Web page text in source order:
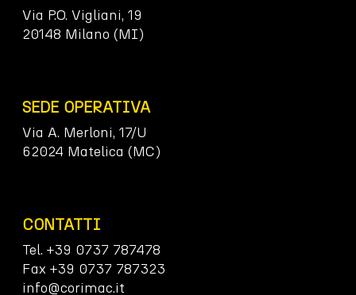
Via P.O. Vigliani, 19
20148 Milano (MI)
SEDE OPERATIVA
Via A. Merloni, 17/U
62024 Matelica (MC)
CONTATTI
Tel. +39 0737 787478
Fax +39 0737 787323
info@corimac.it